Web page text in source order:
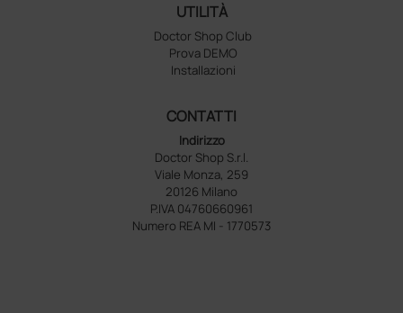
UTILITÀ
Doctor Shop Club
Prova DEMO
Installazioni
CONTATTI
Indirizzo
Doctor Shop S.r.l.
Viale Monza, 259
20126 Milano
P.IVA 04760660961
Numero REA MI - 1770573